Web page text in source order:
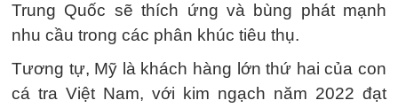
Trung Quốc sẽ thích ứng và bùng phát mạnh
nhu cầu trong các phân khúc tiêu thụ.
Tương tự, Mỹ là khách hàng lớn thứ hai của con
cá tra Việt Nam, với kim ngạch năm 2022 đạt